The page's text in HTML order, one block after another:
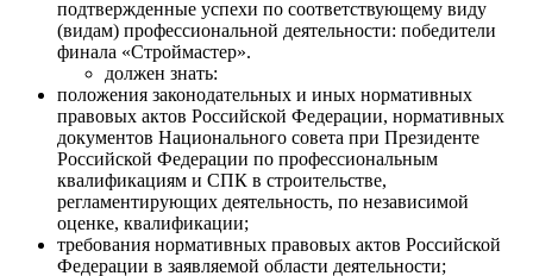
подтвержденные успехи по соответствующему виду
(видам) профессиональной деятельности: победители
финала «Строймастер».
должен знать:
положения законодательных и иных нормативных
правовых актов Российской Федерации, нормативных
документов Национального совета при Президенте
Российской Федерации по профессиональным
квалификациям и СПК в строительстве,
регламентирующих деятельность, по независимой
оценке, квалификации;
требования нормативных правовых актов Российской
Федерации в заявляемой области деятельности;